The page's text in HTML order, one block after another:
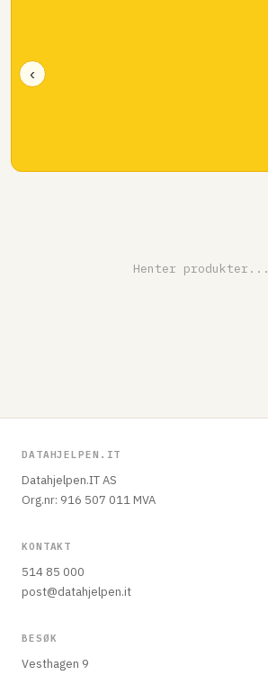
‹
Henter produkter...
DATAHJELPEN.IT
Datahjelpen.IT AS
Org.nr: 916 507 011 MVA
KONTAKT
514 85 000
post@datahjelpen.it
BESØK
Vesthagen 9